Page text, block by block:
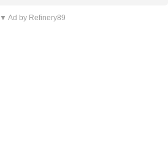
▼ Ad by Refinery89